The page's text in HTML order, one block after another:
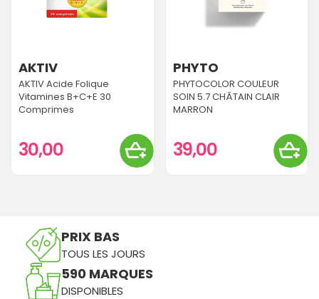
AKTIV
AKTIV Acide Folique
Vitamines B+C+E 30
Comprimes
30,00
PHYTO
PHYTOCOLOR COULEUR
SOIN 5.7 CHÂTAIN CLAIR
MARRON
39,00
PRIX BAS
TOUS LES JOURS
590 MARQUES
DISPONIBLES